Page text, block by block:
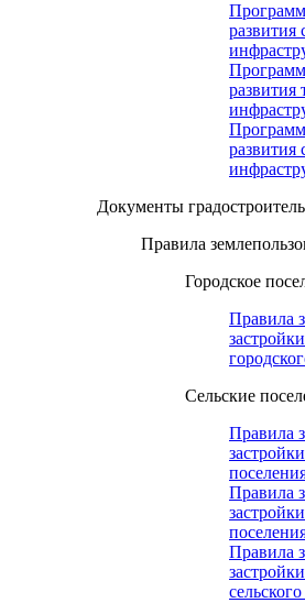
развития
развития
развития
Документы
Правила
Городское
Правила
Сельские
Правила
Правила
Правила